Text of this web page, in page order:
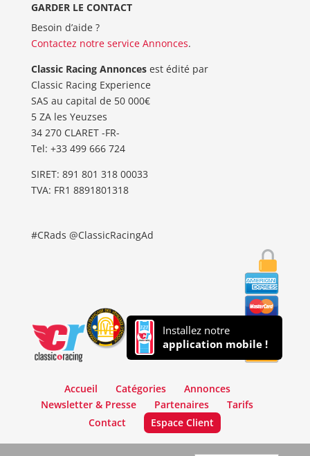
GARDER LE CONTACT
Besoin d’aide ?
Contactez notre service Annonces.
Classic Racing Annoncesest édité par
Classic Racing Experience
SAS au capital de 50 000€
5 ZA les Yeuzses
34 270 CLARET -FR-
Tel: ‭+33 499 666 724‬
SIRET: 891 801 318 00033
TVA: FR1 8891801318
#CRads @ClassicRacingAd
Installez notre
application mobile !
Accueil Catégories
Annonces
Newsletter & Presse
Partenaires
Tarifs
Contact
Espace Client